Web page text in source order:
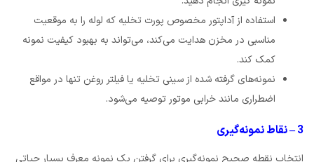
استفاده از آداپتور مخصوص پورت تخلیه که لوله را به موقعیت
مناسبی در مخزن هدایت می‌کند، می‌تواند به بهبود کیفیت نمونه
کمک کند.
نمونه‌های گرفته شده از سینی تخلیه یا فیلتر روغن تنها در مواقع
اضطراری مانند خرابی موتور توصیه می‌شود.
3 – نقاط نمونه‌گیری